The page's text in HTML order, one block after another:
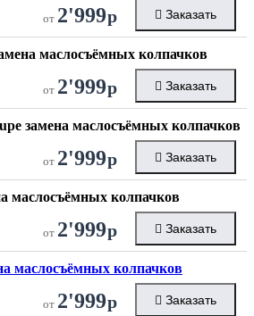
от 2'999р Заказать
маслосъёмных колпачков
от 2'999р Заказать
замена маслосъёмных колпачков
от 2'999р Заказать
маслосъёмных колпачков
от 2'999р Заказать
маслосъёмных колпачков
от 2'999р Заказать